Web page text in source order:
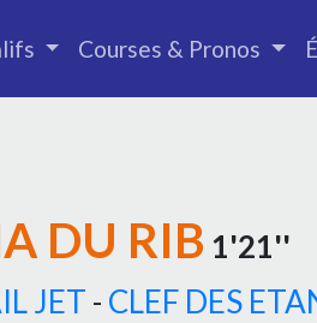
Courses & Pronos
DU RIB 1'21''
JET - CLEF DES